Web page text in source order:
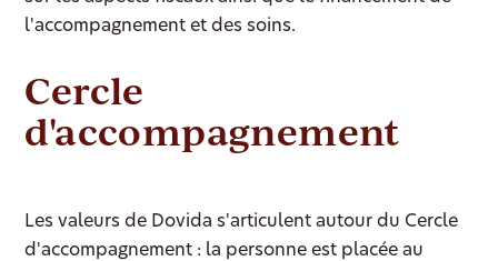
l'accompagnement et des soins.
Cercle
d'accompagnement
Les valeurs de Dovida s'articulent autour du Cercle
d'accompagnement : la personne est placée au